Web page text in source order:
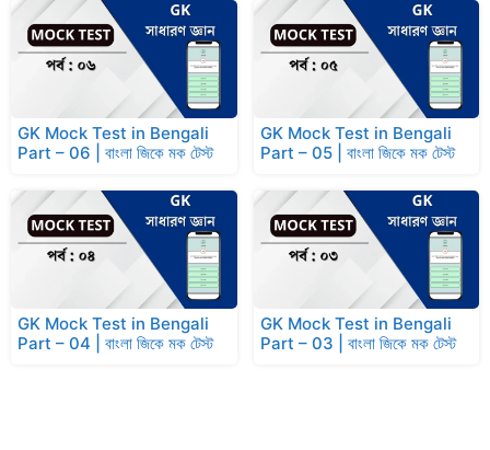
GK Mock Test in Bengali
Part – 06 | বাংলা জিকে মক টেস্ট
GK Mock Test in Bengali
Part – 05 | বাংলা জিকে মক টেস্ট
GK Mock Test in Bengali
Part – 04 | বাংলা জিকে মক টেস্ট
GK Mock Test in Bengali
Part – 03 | বাংলা জিকে মক টেস্ট